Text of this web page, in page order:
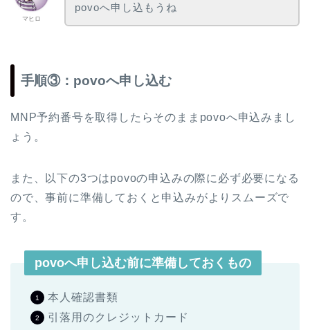
マヒロ
povoへ申し込もうね
手順③：povoへ申し込む
MNP予約番号を取得したらそのままpovoへ申込みまし
ょう。
また、以下の3つはpovoの申込みの際に必ず必要になる
ので、事前に準備しておくと申込みがよりスムーズで
す。
povoへ申し込む前に準備しておくもの
本人確認書類
引落用のクレジットカード